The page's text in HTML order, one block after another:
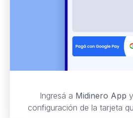
Ingresá a Midinero App
configuración de la tarjeta